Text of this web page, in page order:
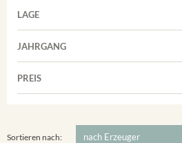
Sekt
Cuvée
Grauburgunder
LAGE
Achkarrer Schlossberg
Merdinger Bühl
Vorderer Winklerberg
JAHRGANG
PREIS
Sortieren nach: